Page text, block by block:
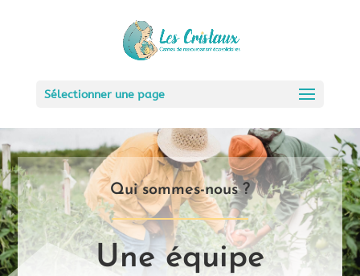
Sélectionner une page
Qui sommes-nous ?
Une équipe